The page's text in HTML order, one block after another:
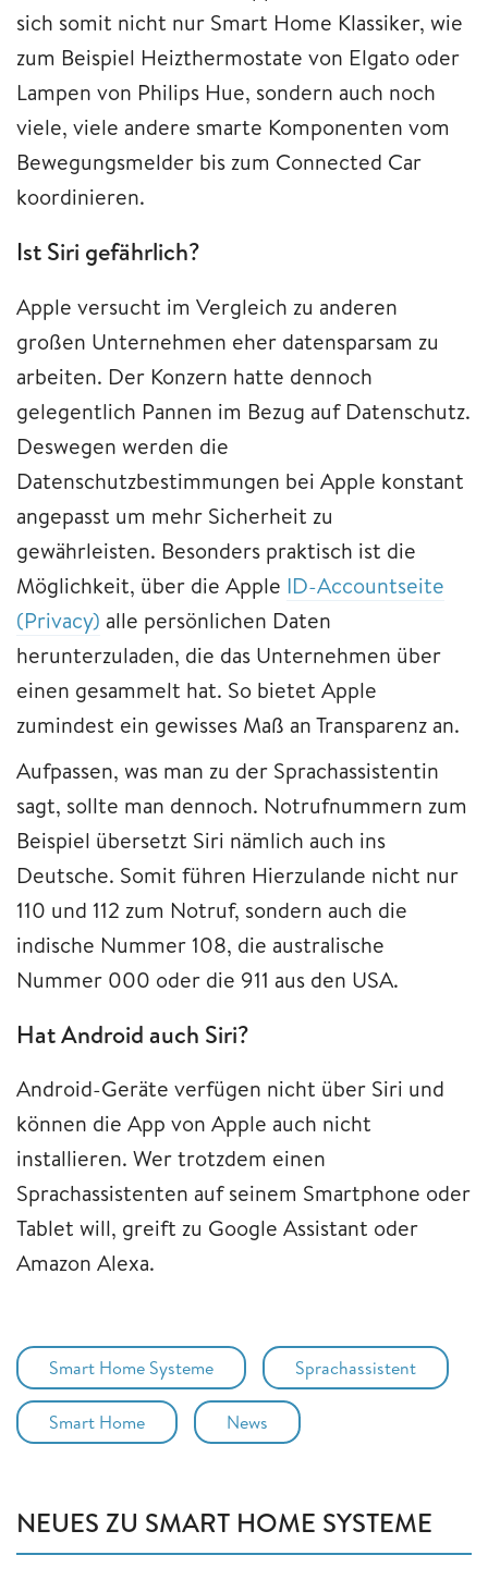
sich somit nicht nur Smart Home Klassiker, wie
zum Beispiel Heizthermostate von Elgato oder
Lampen von Philips Hue, sondern auch noch
viele, viele andere smarte Komponenten vom
Bewegungsmelder bis zum Connected Car
koordinieren.
Ist Siri gefährlich?
Apple versucht im Vergleich zu anderen
großen Unternehmen eher datensparsam zu
arbeiten. Der Konzern hatte dennoch
gelegentlich Pannen im Bezug auf Datenschutz.
Deswegen werden die
Datenschutzbestimmungen bei Apple konstant
angepasst um mehr Sicherheit zu
gewährleisten. Besonders praktisch ist die
Möglichkeit, über die Apple ID-Accountseite
(Privacy) alle persönlichen Daten
herunterzuladen, die das Unternehmen über
einen gesammelt hat. So bietet Apple
zumindest ein gewisses Maß an Transparenz an.
Aufpassen, was man zu der Sprachassistentin
sagt, sollte man dennoch. Notrufnummern zum
Beispiel übersetzt Siri nämlich auch ins
Deutsche. Somit führen Hierzulande nicht nur
110 und 112 zum Notruf, sondern auch die
indische Nummer 108, die australische
Nummer 000 oder die 911 aus den USA.
Hat Android auch Siri?
Android-Geräte verfügen nicht über Siri und
können die App von Apple auch nicht
installieren. Wer trotzdem einen
Sprachassistenten auf seinem Smartphone oder
Tablet will, greift zu Google Assistant oder
Amazon Alexa.
Smart Home Systeme Sprachassistent
Smart Home News
NEUES ZU SMART HOME SYSTEME